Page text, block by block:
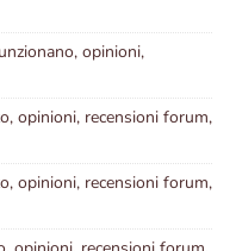
opinioni,
opinioni, recensioni forum,
opinioni, recensioni forum,